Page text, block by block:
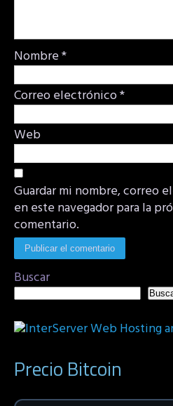
Nombre*
Correo electrónico*
Web
Guardar mi nombre, correo
en este navegador para la
comentario.
Buscar
Precio Bitcoin